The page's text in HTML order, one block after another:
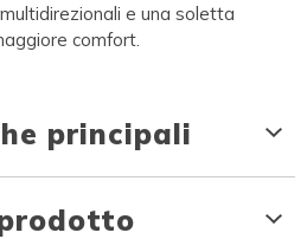
e una soletta
comfort.
principali